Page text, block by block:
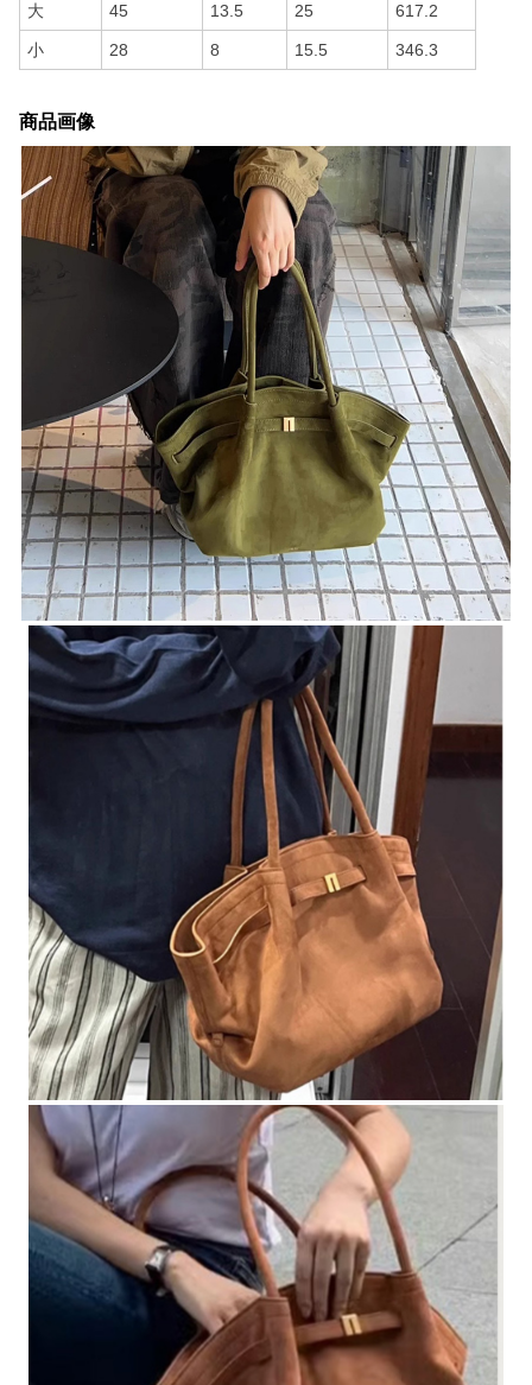
大 45 13.5 25 617.2
小 28 8 15.5 346.3
商品画像